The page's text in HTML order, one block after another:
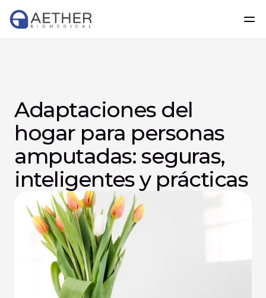
Adaptaciones del
hogar para personas
amputadas: seguras,
inteligentes y prácticas